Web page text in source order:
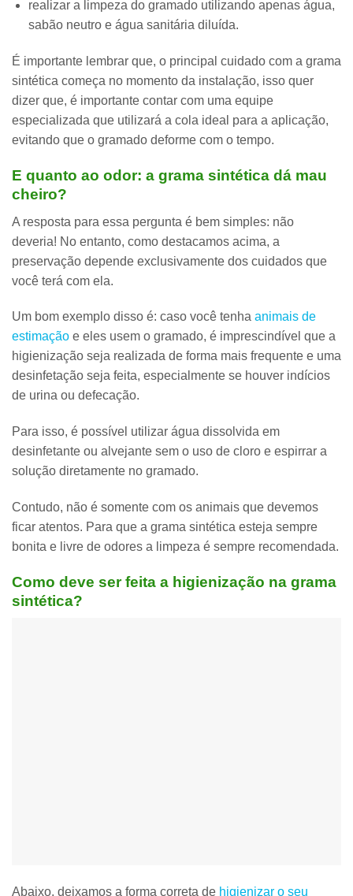
realizar a limpeza do gramado utilizando apenas água,
sabão neutro e água sanitária diluída.
É importante lembrar que, o principal cuidado com a grama
sintética começa no momento da instalação, isso quer
dizer que, é importante contar com uma equipe
especializada que utilizará a cola ideal para a aplicação,
evitando que o gramado deforme com o tempo.
E quanto ao odor: a grama sintética dá mau
cheiro?
A resposta para essa pergunta é bem simples: não
deveria! No entanto, como destacamos acima, a
preservação depende exclusivamente dos cuidados que
você terá com ela.
Um bom exemplo disso é: caso você tenha animais de
estimação e eles usem o gramado, é imprescindível que a
higienização seja realizada de forma mais frequente e uma
desinfetação seja feita, especialmente se houver indícios
de urina ou defecação.
Para isso, é possível utilizar água dissolvida em
desinfetante ou alvejante sem o uso de cloro e espirrar a
solução diretamente no gramado.
Contudo, não é somente com os animais que devemos
ficar atentos. Para que a grama sintética esteja sempre
bonita e livre de odores a limpeza é sempre recomendada.
Como deve ser feita a higienização na grama
sintética?
Abaixo, deixamos a forma correta de higienizar o seu